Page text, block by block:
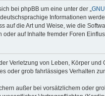
bei phpBB um eine unter der „
Informationen
auf die Art und Weise, wie die
oder auf Inhalte fremder Foren
Verletzung von Leben, Körper
oder grob fahrlässiges Verhalten
außer bei vorsätzlichem oder